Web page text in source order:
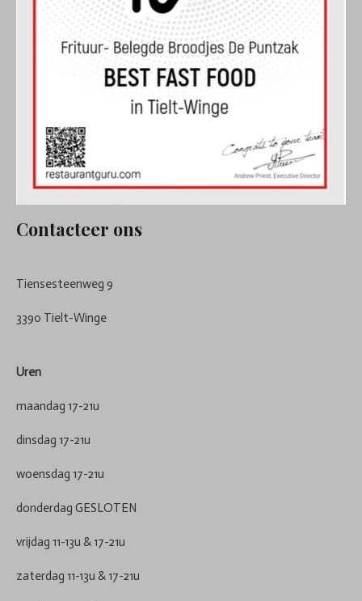
Contacteer ons
Tiensesteenweg 9
3390 Tielt-Winge
Uren
maandag 17-21u
dinsdag 17-21u
woensdag 17-21u
donderdag GESLOTEN
vrijdag 11-13u & 17-21u
zaterdag 11-13u & 17-21u